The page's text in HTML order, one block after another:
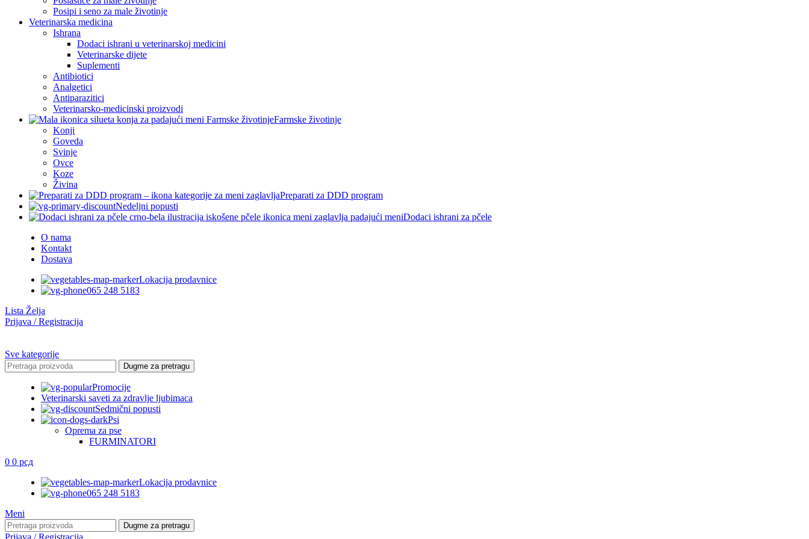
Posipi i seno za male životinje
Veterinarska medicina
Ishrana
Dodaci ishrani u veterinarskoj medicini
Veterinarske dijete
Suplementi
Antibiotici
Analgetici
Antiparazitici
Veterinarsko-medicinski proizvodi
Farmske životinje
Konji
Goveda
Svinje
Ovce
Koze
Živina
Preparati za DDD program
Nedeljni popusti
Dodaci ishrani za pčele
O nama
Kontakt
Dostava
Lokacija prodavnice
065 248 5183
Lista Želja
Prijava / Registracija
Sve kategorije
Dugme za pretragu
Promocije
Veterinarski saveti za zdravlje ljubimaca
Sedmični popusti
Psi
Oprema za pse
FURMINATORI
0 0 рсд
Lokacija prodavnice
065 248 5183
Meni
Dugme za pretragu
Prijava / Registracija